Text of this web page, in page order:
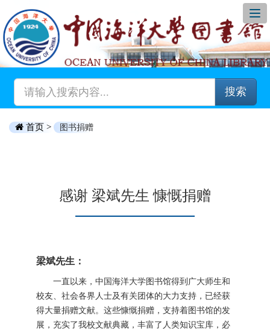
搜索
首页 > 图书捐赠
感谢 梁斌先生 慷慨捐赠
梁斌先生：
一直以来，中国海洋大学图书馆得到广大师生和
校友、社会各界人士及有关团体的大力支持，已经获
得大量捐赠文献。这些慷慨捐赠，支持着图书馆的发
展，充实了我校文献典藏，丰富了人类知识宝库，必